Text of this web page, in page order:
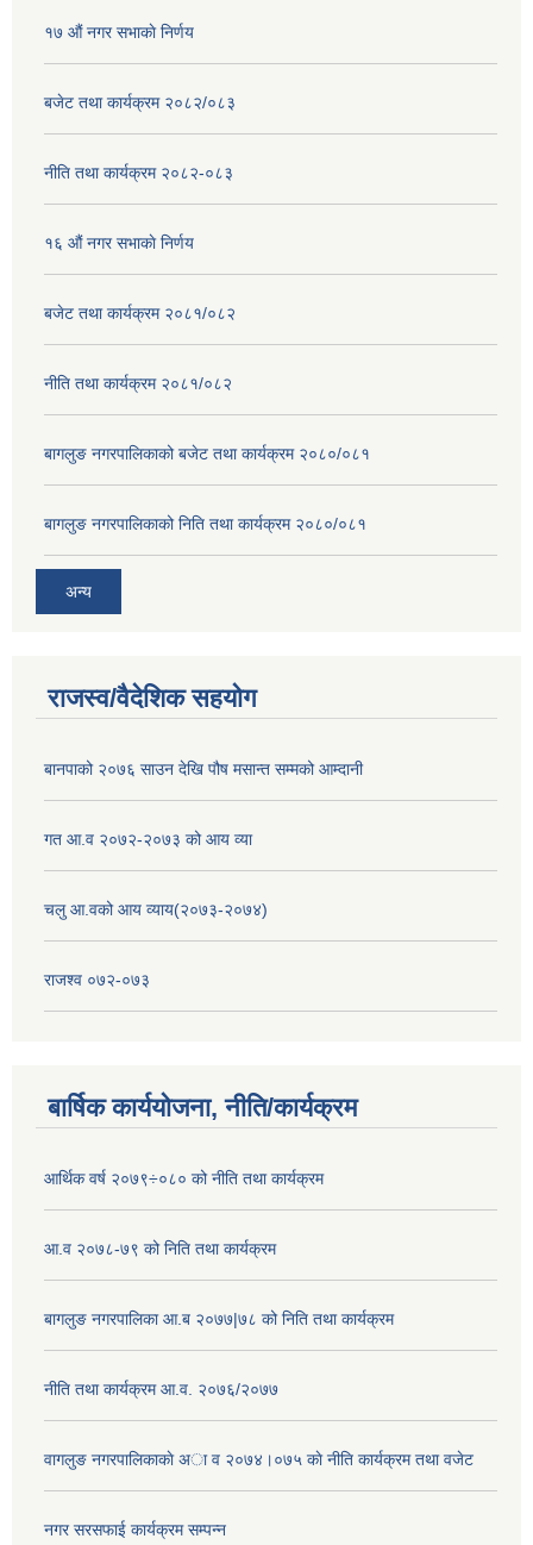
१७ ‌‍औं नगर सभाकाे निर्णय
बजेट तथा कार्यक्रम २०८२/०८३
नीति तथा कार्यक्रम २०८२-०८३
१६ ‌औं नगर सभाकाे निर्णय
बजेट तथा कार्यक्रम २०८१/०८२
नीति तथा कार्यक्रम २०८१/०८२
बागलुङ नगरपालिकाको बजेट तथा कार्यक्रम २०८०/०८१
बागलुङ नगरपालिकाको निति तथा कार्यक्रम २०८०/०८१
अन्य
राजस्व/वैदेशिक सहयोग
बानपाको २०७६ साउन देखि पौष मसान्त सम्मको आम्दानी
गत आ.व २०७२-२०७३ को आय व्या
चलु आ.वको आय व्याय(२०७३-२०७४)
राजश्व ०७२-०७३
बार्षिक कार्ययोजना, नीति/कार्यक्रम
आर्थिक वर्ष २०७९÷०८० को नीति तथा कार्यक्रम
आ.व २०७८-७९ को निति तथा कार्यक्रम
बागलुङ नगरपालिका आ.ब २०७७|७८ को निति तथा कार्यक्रम
नीति तथा कार्यक्रम आ.व. २०७६/२०७७
वागलुङ नगरपालिकाकाे अा‍ व २०७४।०७५ काे नीति कार्यक्रम तथा वजेट
नगर सरसफाई कार्यक्रम सम्पन्न